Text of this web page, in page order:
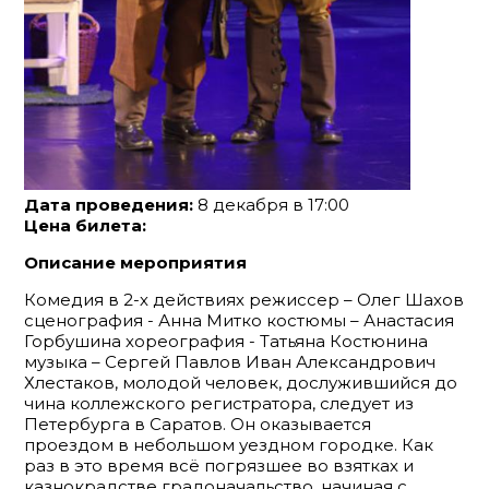
Дата проведения: 8 декабря в 17:00
Цена билета:
Описание мероприятия
Комедия в 2-х действиях режиссер – Олег Шахов
сценография - Анна Митко костюмы – Анастасия
Горбушина хореография - Татьяна Костюнина
музыка – Сергей Павлов Иван Александрович
Хлестаков, молодой человек, дослужившийся до
чина коллежского регистратора, следует из
Петербурга в Саратов. Он оказывается
проездом в небольшом уездном городке. Как
раз в это время всё погрязшее во взятках и